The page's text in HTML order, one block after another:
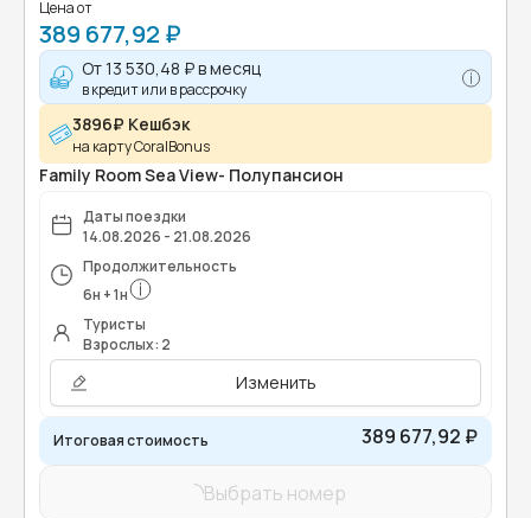
Цена от
389 677,92 ₽
От13 530,48 ₽в месяц
в кредит или в рассрочку
3896₽ Кешбэк
на карту CoralBonus
Family Room Sea View- Полупансион
Даты поездки
14.08.2026 - 21.08.2026
Продолжительность
6н +1н
Туристы
Взрослых: 2
Изменить
Итоговая стоимость 389 677,92 ₽
Выбрать номер